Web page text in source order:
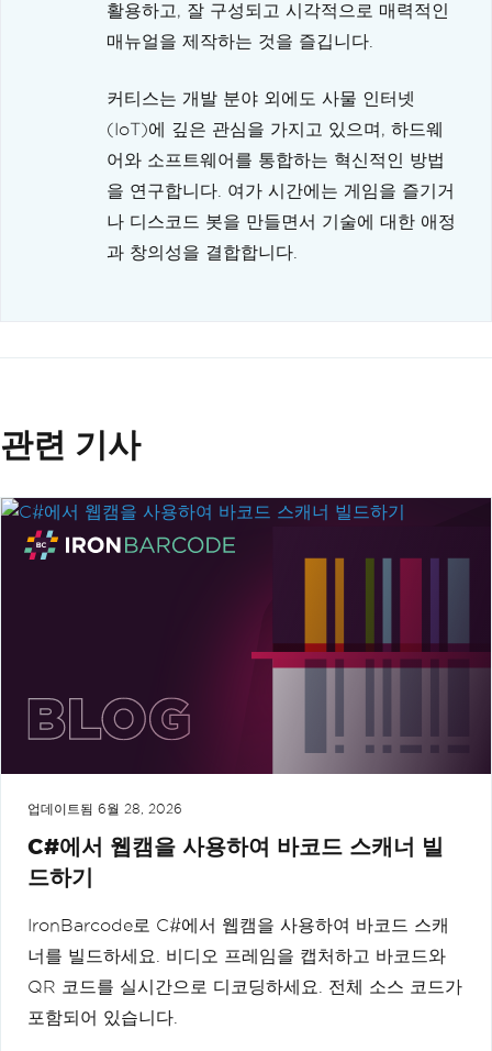
활용하고, 잘 구성되고 시각적으로 매력적인
매뉴얼을 제작하는 것을 즐깁니다.
커티스는 개발 분야 외에도 사물 인터넷
(IoT)에 깊은 관심을 가지고 있으며, 하드웨
어와 소프트웨어를 통합하는 혁신적인 방법
을 연구합니다. 여가 시간에는 게임을 즐기거
나 디스코드 봇을 만들면서 기술에 대한 애정
과 창의성을 결합합니다.
관련 기사
업데이트됨 6월 28, 2026
C#에서 웹캠을 사용하여 바코드 스캐너 빌
드하기
IronBarcode로 C#에서 웹캠을 사용하여 바코드 스캐
너를 빌드하세요. 비디오 프레임을 캡처하고 바코드와
QR 코드를 실시간으로 디코딩하세요. 전체 소스 코드가
포함되어 있습니다.